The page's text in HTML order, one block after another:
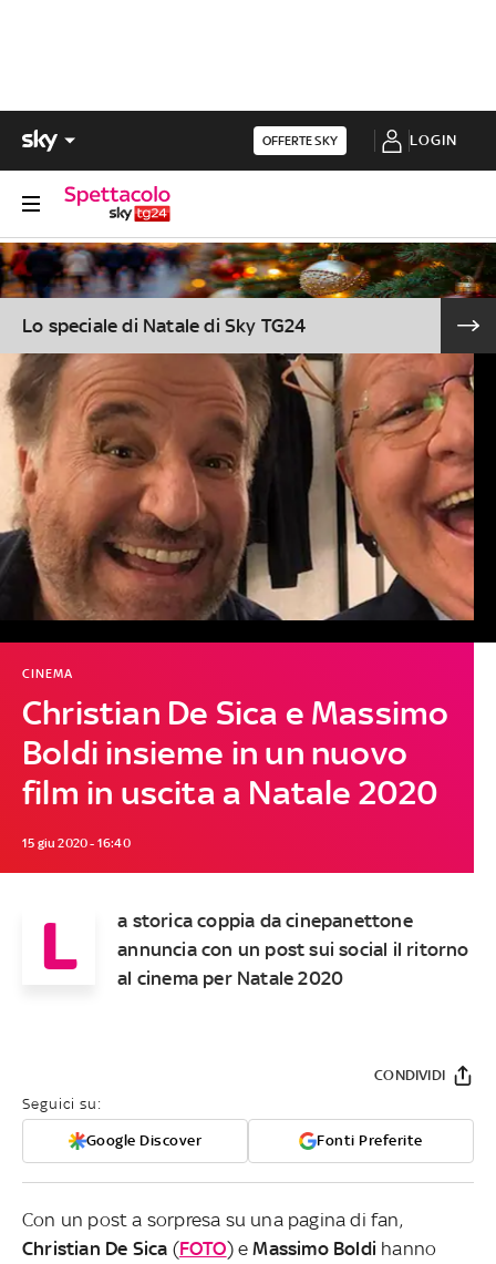
OFFERTE SKY LOGIN
Lo speciale di Natale di Sky TG24
Christian De Sica e Massimo
Boldi insieme in un nuovo
film in uscita a Natale 2020
CINEMA
15 giu 2020 - 16:40
L
a storica coppia da cinepanettone
annuncia con un post sui social il ritorno
al cinema per Natale 2020
Seguici su:
Google Discover Fonti Preferite
CONDIVIDI
Con un post a sorpresa su una pagina di fan,
Christian De Sica (FOTO) eMassimo Boldi hanno